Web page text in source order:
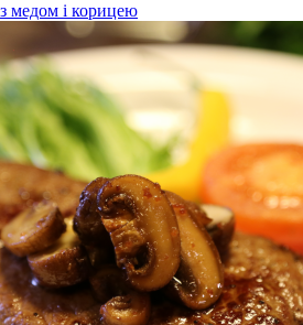
медом і корицею